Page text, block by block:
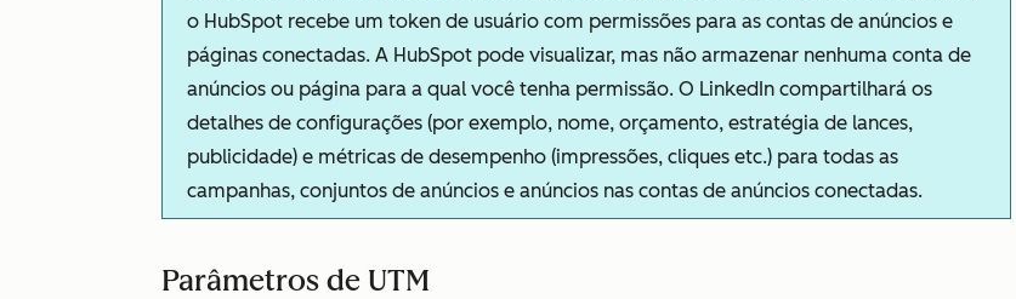
o HubSpot recebe um token de usuário com permissões para as contas de anúncios e
páginas conectadas. A HubSpot pode visualizar, mas não armazenar nenhuma conta de
anúncios ou página para a qual você tenha permissão. O LinkedIn compartilhará os
detalhes de configurações (por exemplo, nome, orçamento, estratégia de lances,
publicidade) e métricas de desempenho (impressões, cliques etc.) para todas as
campanhas, conjuntos de anúncios e anúncios nas contas de anúncios conectadas.
Parâmetros de UTM